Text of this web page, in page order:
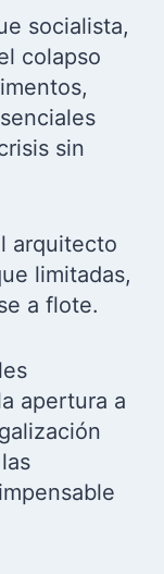
socialista,
colapso
sin
arquitecto
limitadas,
a flote.
apertura a